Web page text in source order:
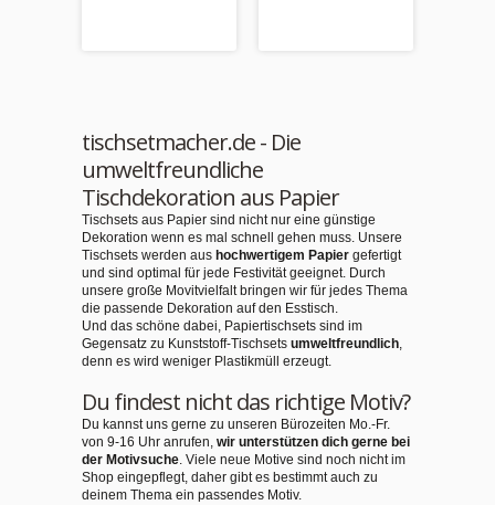
tischsetmacher.de - Die
umweltfreundliche
Tischdekoration aus Papier
Tischsets aus Papier sind nicht nur eine günstige
Dekoration wenn es mal schnell gehen muss. Unsere
Tischsets werden aus hochwertigem Papier gefertigt
und sind optimal für jede Festivität geeignet. Durch
unsere große Movitvielfalt bringen wir für jedes Thema
die passende Dekoration auf den Esstisch.
Und das schöne dabei, Papiertischsets sind im
Gegensatz zu Kunststoff-Tischsets umweltfreundlich,
denn es wird weniger Plastikmüll erzeugt.
Du findest nicht das richtige Motiv?
Du kannst uns gerne zu unseren Bürozeiten Mo.-Fr.
von 9-16 Uhr anrufen, wir unterstützen dich gerne bei
der Motivsuche. Viele neue Motive sind noch nicht im
Shop eingepflegt, daher gibt es bestimmt auch zu
deinem Thema ein passendes Motiv.